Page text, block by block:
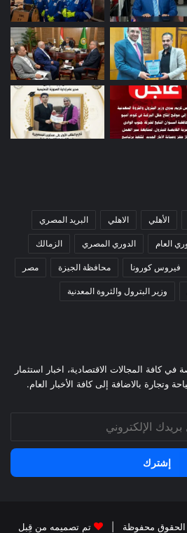
الأهلي الاهلي البريد المصري
العام الدوري المصري الزمالك
فيروس كورونا محافظة الجيزة مصر
وزير البترول والثروة المعدنية
كافة المجالات الاقتصادية، اخبار استثمار
وتجارة بالاضافة إلى كافة الأخبار العام.
تم تصميمه من قِبل